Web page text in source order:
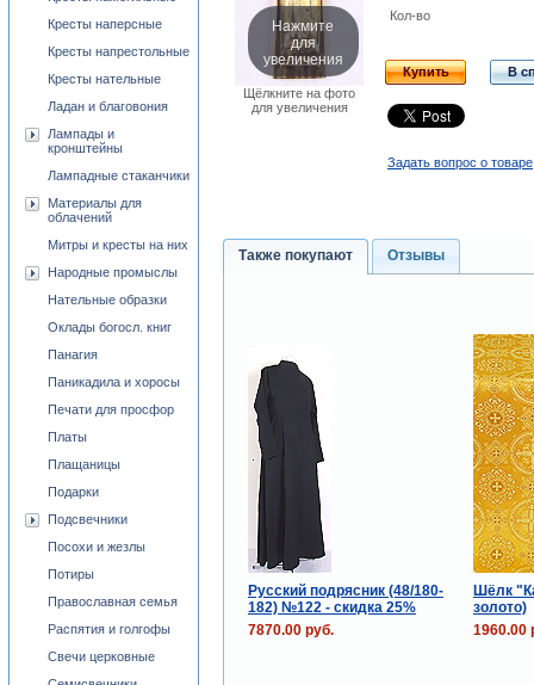
Нажмите
для
увеличения
Щёлкните на фото
для увеличения
Кол-во
Купить В
Задать вопрос о товаре
Также покупают Отзывы
Русский подрясник (48/180-
182) №122 - скидка 25%
Шёлк
золото)
7870.00 руб.
1960.00
Кресты наперсные
Кресты напрестольные
Кресты нательные
Ладан и благовония
Лампады и
кронштейны
Лампадные стаканчики
Материалы для
облачений
Митры и кресты на них
Народные промыслы
Нательные образки
Оклады богосл. книг
Панагия
Паникадила и хоросы
Печати для просфор
Платы
Плащаницы
Подарки
Подсвечники
Посохи и жезлы
Потиры
Православная семья
Распятия и голгофы
Свечи церковные